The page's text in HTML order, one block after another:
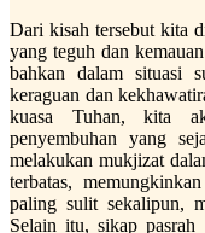
Dari kisah tersebut kita
yang teguh dan
bahkan dalam situasi
keraguan dan
kuasa Tuhan, kita
penyembuhan yang
melakukan mukjizat
terbatas,
paling sulit sekalipun,
Selain itu, sikap